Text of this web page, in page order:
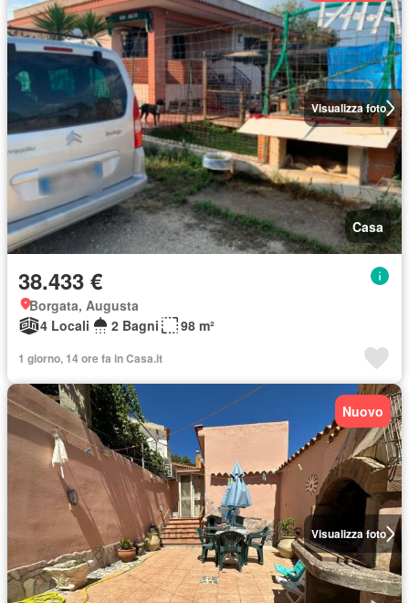
Visualizza foto
Casa
38.433 €
Borgata, Augusta
4 Locali
2 Bagni 98 m²
1 giorno, 14 ore fa in Casa.it
Visualizza foto
Nuovo